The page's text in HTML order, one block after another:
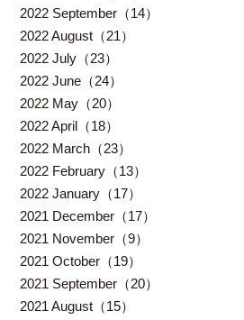
2022 September（14）
2022 August（21）
2022 July（23）
2022 June（24）
2022 May（20）
2022 April（18）
2022 March（23）
2022 February（13）
2022 January（17）
2021 December（17）
2021 November（9）
2021 October（19）
2021 September（20）
2021 August（15）